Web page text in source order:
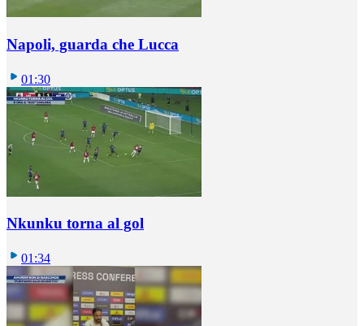
Napoli, guarda che Lucca
01:30
Nkunku torna al gol
01:34